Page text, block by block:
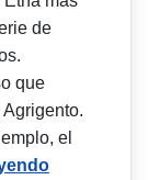
de
que
el